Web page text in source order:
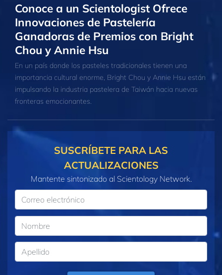
Conoce a un Scientologist Ofrece
Innovaciones de Pastelería
Ganadoras de Premios con Bright
Chou y Annie Hsu
En un país donde los pasteles tradicionales tienen una
importancia cultural enorme, Bright Chou y Annie Hsu están
impulsando la industria pastelera de Taiwán hacia nuevas
fronteras emocionantes.
SUSCRÍBETE PARA LAS
ACTUALIZACIONES
Mantente sintonizado al Scientology Network.